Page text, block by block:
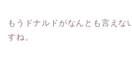
もうドナルドがなんとも言えな
すね。